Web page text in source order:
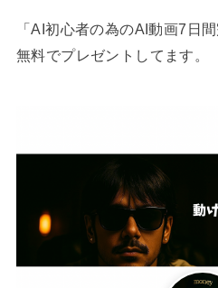
「AI初心者の為のAI動画7日
無料でプレゼントしてます。